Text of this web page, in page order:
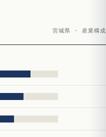
宮城県 · 産業構成